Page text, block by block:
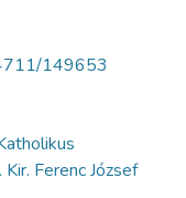
149653
Ferenc József